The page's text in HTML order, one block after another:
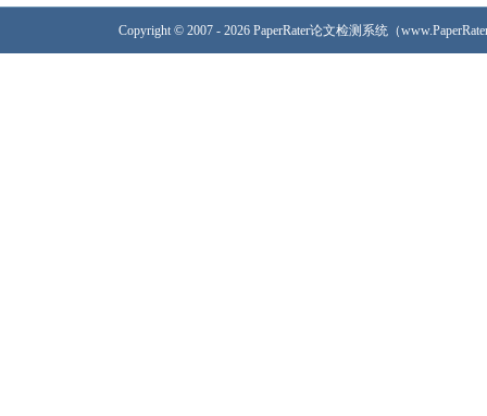
Copyright © 2007 - 2026 PaperRater论文检测系统（